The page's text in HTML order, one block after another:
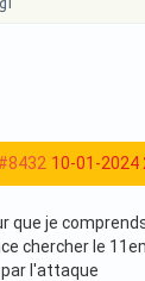
10-01-2024
que je
chercher le
l'attaque